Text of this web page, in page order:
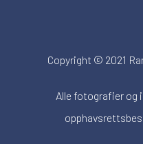
Copyright © 2021
Alle fotografier og